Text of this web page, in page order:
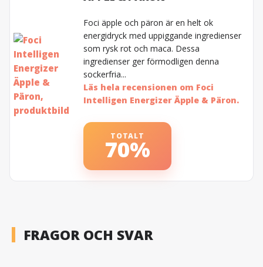
Foci äpple och päron är en helt ok
energidryck med uppiggande ingredienser
som rysk rot och maca. Dessa
ingredienser ger förmodligen denna
sockerfria...
Läs hela recensionen om Foci
Intelligen Energizer Äpple & Päron.
TOTALT
70%
FRAGOR OCH SVAR